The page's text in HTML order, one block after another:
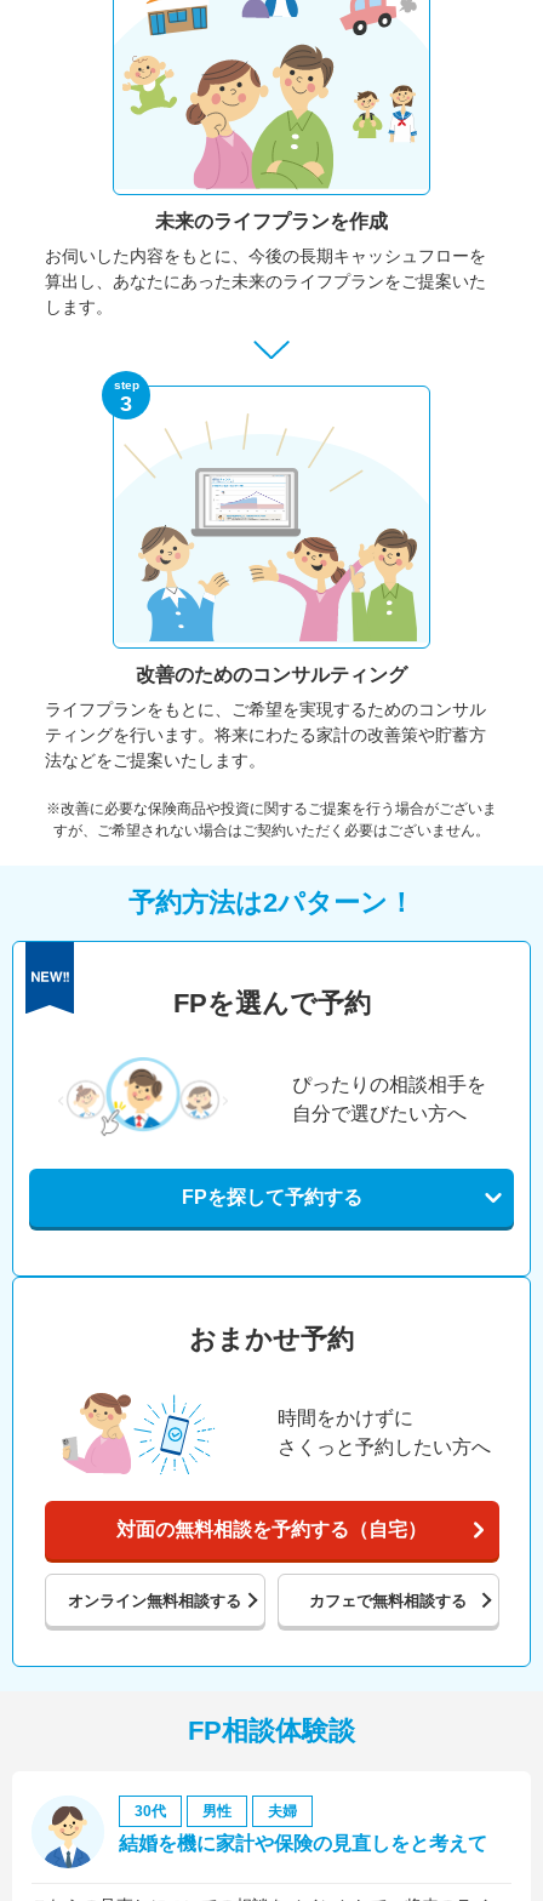
未来のライフプランを作成
お伺いした内容をもとに、今後の長期キャッシュフローを
算出し、あなたにあった未来のライフプランをご提案いた
します。
step
3
改善のためのコンサルティング
ライフプランをもとに、ご希望を実現するためのコンサル
ティングを行います。将来にわたる家計の改善策や貯蓄方
法などをご提案いたします。
※改善に必要な保険商品や投資に関するご提案を行う場合がございま
すが、ご希望されない場合はご契約いただく必要はございません。
予約方法は2パターン！
FPを選んで予約
ぴったりの相談相手を
自分で選びたい方へ
FPを探して予約する
おまかせ予約
時間をかけずに
さくっと予約したい方へ
対面の無料相談を予約する（自宅）
オンライン無料相談する カフェで無料相談する
FP相談体験談
30代 男性 夫婦
結婚を機に家計や保険の見直しをと考えて